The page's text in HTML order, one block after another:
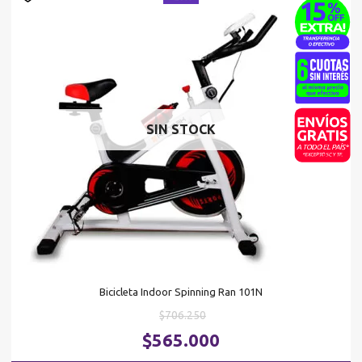
SIN STOCK
Bicicleta Indoor Spinning Ran 101N
$706.250El
precio
original
$565.000